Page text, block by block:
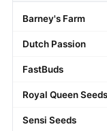
Barney's Farm
Dutch Passion
FastBuds
Royal Queen Seeds
Sensi Seeds